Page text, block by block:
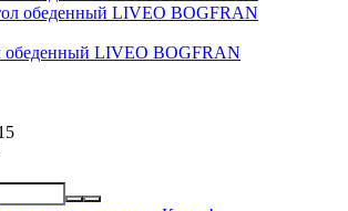
обеденный LIVEO BOGFRAN